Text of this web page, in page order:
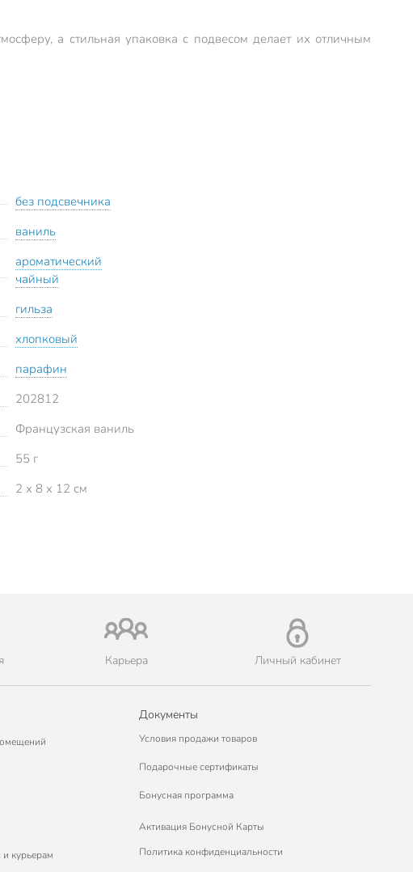
а стильная упаковка с подвесом делает их отличным
без подсвечника
ваниль
ароматический
чайный
гильза
хлопковый
парафин
202812
Французская ваниль
55 г
2 x 8 x 12 см
Карьера Личный кабинет
курьерам
Документы
Условия продажи товаров
Подарочные сертификаты
Бонусная программа
Активация Бонусной Карты
Политика конфиденциальности